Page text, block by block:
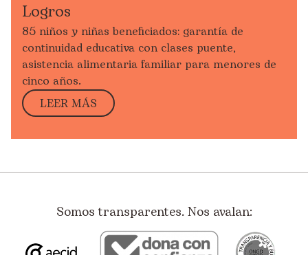
Logros
85 niños y niñas beneficiados: garantía de
continuidad educativa con clases puente,
asistencia alimentaria familiar para menores de
cinco años.
LEER MÁS
Somos transparentes. Nos avalan: